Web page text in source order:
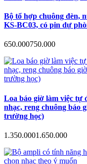
Bộ tổ hợp chuông đèn,
KS-BC03, có pin dự
650.000750.000
Loa báo giờ làm việc tự
nhạc, reng chuông báo
trường học)
1.350.0001.650.000